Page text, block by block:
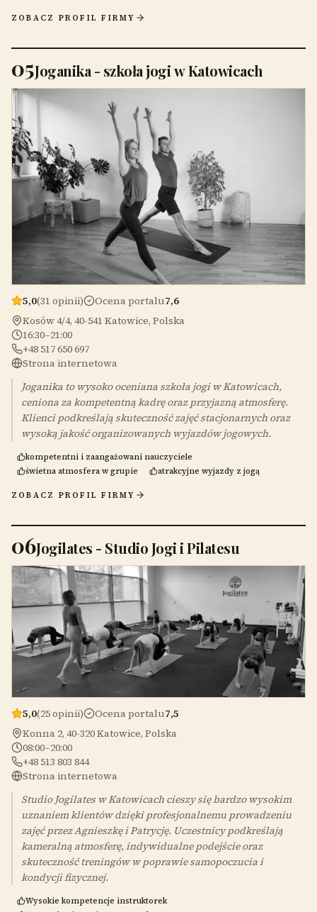
ZOBACZ PROFIL FIRMY
05Joganika - szkoła jogi w Katowicach
5,0(31 opinii) Ocena portalu7,6
Kosów 4/4, 40-541 Katowice, Polska
16:30–21:00
+48 517 650 697
Strona internetowa
Joganika to wysoko oceniana szkoła jogi w Katowicach,
ceniona za kompetentną kadrę oraz przyjazną atmosferę.
Klienci podkreślają skuteczność zajęć stacjonarnych oraz
wysoką jakość organizowanych wyjazdów jogowych.
kompetentni i zaangażowani nauczyciele
świetna atmosfera w grupie
atrakcyjne wyjazdy z jogą
ZOBACZ PROFIL FIRMY
06Jogilates - Studio Jogi i Pilatesu
5,0(25 opinii) Ocena portalu7,5
Konna 2, 40-320 Katowice, Polska
08:00–20:00
+48 513 803 844
Strona internetowa
Studio Jogilates w Katowicach cieszy się bardzo wysokim
uznaniem klientów dzięki profesjonalnemu prowadzeniu
zajęć przez Agnieszkę i Patrycję. Uczestnicy podkreślają
kameralną atmosferę, indywidualne podejście oraz
skuteczność treningów w poprawie samopoczucia i
kondycji fizycznej.
Wysokie kompetencje instruktorek